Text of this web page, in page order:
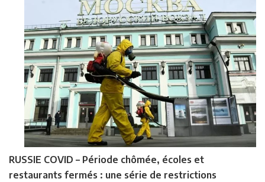
RUSSIE COVID – Période chômée, écoles et
restaurants fermés : une série de restrictions